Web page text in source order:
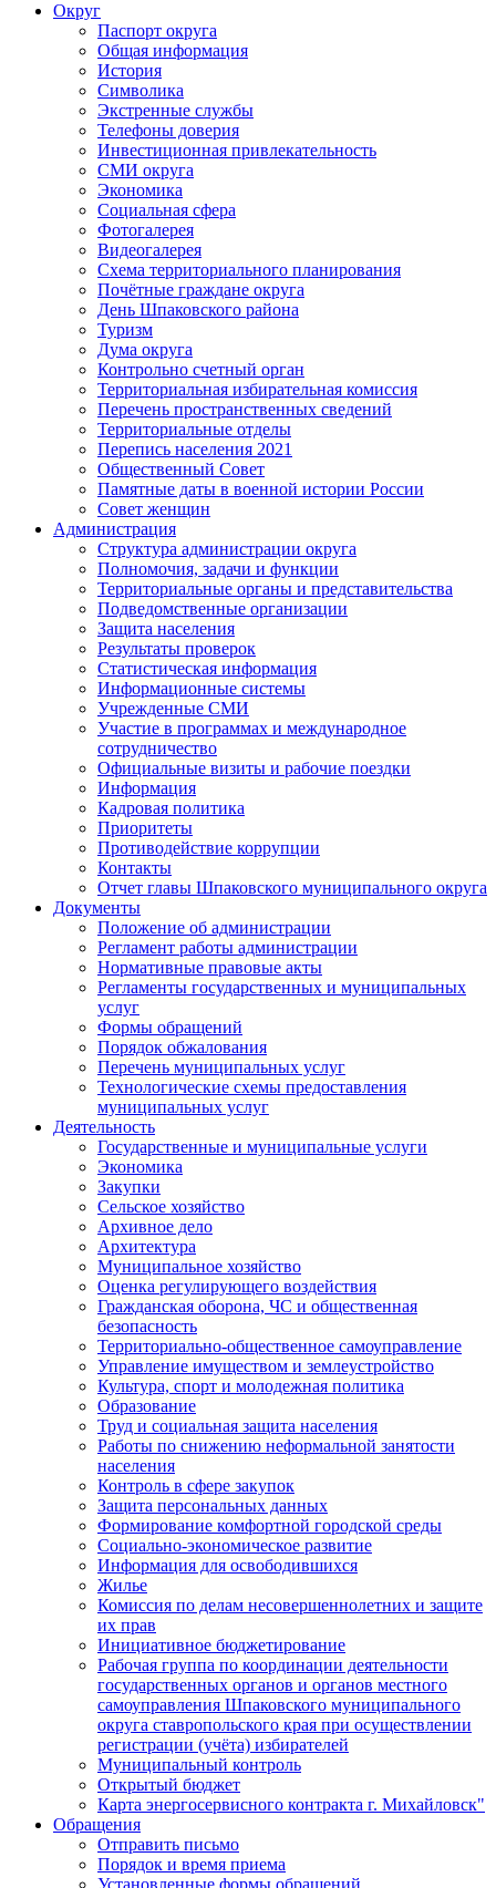
Округ
Паспорт округа
Общая информация
История
Символика
Экстренные службы
Телефоны доверия
Инвестиционная привлекательность
СМИ округа
Экономика
Социальная сфера
Фотогалерея
Видеогалерея
Схема территориального планирования
Почётные граждане округа
День Шпаковского района
Туризм
Дума округа
Контрольно счетный орган
Территориальная избирательная комиссия
Перечень пространственных сведений
Территориальные отделы
Перепись населения 2021
Общественный Совет
Памятные даты в военной истории России
Совет женщин
Администрация
Структура администрации округа
Полномочия, задачи и функции
Территориальные органы и представительства
Подведомственные организации
Защита населения
Результаты проверок
Статистическая информация
Информационные системы
Учрежденные СМИ
Участие в программах и международное
сотрудничество
Официальные визиты и рабочие поездки
Информация
Кадровая политика
Приоритеты
Противодействие коррупции
Контакты
Отчет главы Шпаковского муниципального округа
Документы
Положение об администрации
Регламент работы администрации
Нормативные правовые акты
Регламенты государственных и муниципальных
услуг
Формы обращений
Порядок обжалования
Перечень муниципальных услуг
Технологические схемы предоставления
муниципальных услуг
Деятельность
Государственные и муниципальные услуги
Экономика
Закупки
Сельское хозяйство
Архивное дело
Архитектура
Муниципальное хозяйство
Оценка регулирующего воздействия
Гражданская оборона, ЧС и общественная
безопасность
Территориально-общественное самоуправление
Управление имуществом и землеустройство
Культура, спорт и молодежная политика
Образование
Труд и социальная защита населения
Работы по снижению неформальной занятости
населения
Контроль в сфере закупок
Защита персональных данных
Формирование комфортной городской среды
Социально-экономическое развитие
Информация для освободившихся
Жилье
Комиссия по делам несовершеннолетних и защите
их прав
Инициативное бюджетирование
Рабочая группа по координации деятельности
государственных органов и органов местного
самоуправления Шпаковского муниципального
округа ставропольского края при осуществлении
регистрации (учёта) избирателей
Муниципальный контроль
Открытый бюджет
Карта энергосервисного контракта г. Михайловск"
Обращения
Отправить письмо
Порядок и время приема